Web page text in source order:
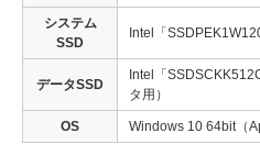
システム
SSD
Intel「
データSSD
Intel「
タ用）
OS Windows 10 64bit（